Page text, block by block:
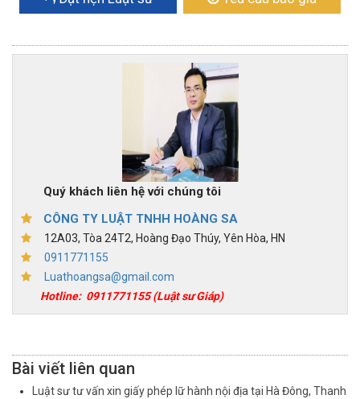
Quý khách liên hệ với chúng tôi
CÔNG TY LUẬT TNHH HOÀNG SA
12A03, Tòa 24T2, Hoàng Đạo Thúy, Yên Hòa, HN
0911771155
Luathoangsa@gmail.com
Hotline: 0911771155(Luật sư Giáp)
Bài viết liên quan
Luật sư tư vấn xin giấy phép lữ hành nội địa tại Hà Đông, Thanh